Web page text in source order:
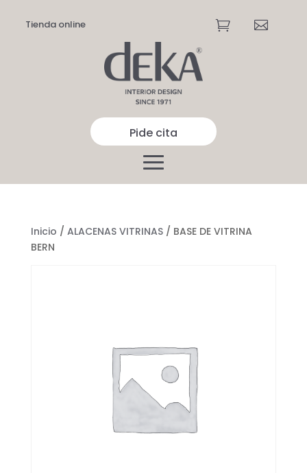
Tienda online  
Pide cita
Inicio / ALACENAS VITRINAS/ BASE DE VITRINA
BERN